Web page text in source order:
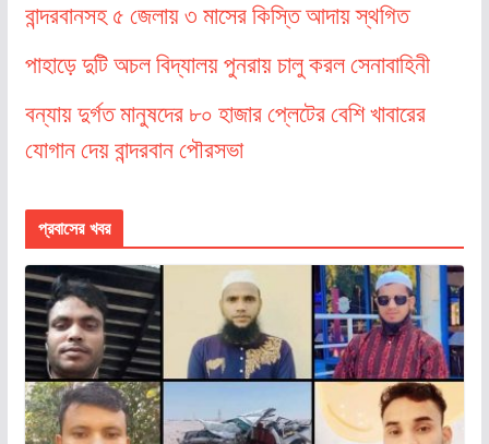
বান্দরবানসহ ৫ জেলায় ৩ মাসের কিস্তি আদায় স্থগিত
পাহাড়ে দুটি অচল বিদ্যালয় পুনরায় চালু করল সেনাবাহিনী
বন্যায় দুর্গত মানুষদের ৮০ হাজার প্লেটের বেশি খাবারের
যোগান দেয় বান্দরবান পৌরসভা
প্রবাসের খবর